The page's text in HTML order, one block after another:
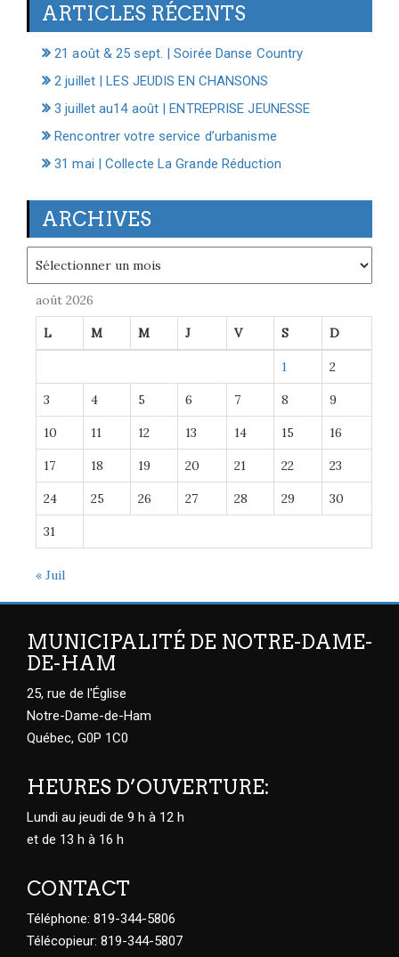
ARTICLES RÉCENTS
21 août & 25 sept. | Soirée Danse Country
2 juillet | LES JEUDIS EN CHANSONS
3 juillet au14 août | ENTREPRISE JEUNESSE
Rencontrer votre service d’urbanisme
31 mai | Collecte La Grande Réduction
ARCHIVES
août 2026
L M M J V S D
1 2
3 4 5 6 7 8 9
10 11 12 13 14 15 16
17 18 19 20 21 22 23
24 25 26 27 28 29 30
31
« Juil
MUNICIPALITÉ DE NOTRE-DAME-
DE-HAM
25, rue de l'Église
Notre-Dame-de-Ham
Québec, G0P 1C0
HEURES D’OUVERTURE:
Lundi au jeudi de 9 h à 12 h
et de 13 h à 16 h
CONTACT
Téléphone: 819-344-5806
Télécopieur: 819-344-5807